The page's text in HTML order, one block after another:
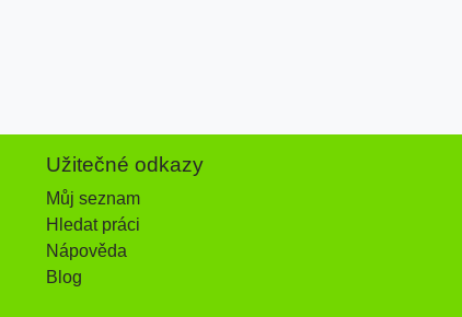
Užitečné odkazy
Můj seznam
Hledat práci
Nápověda
Blog